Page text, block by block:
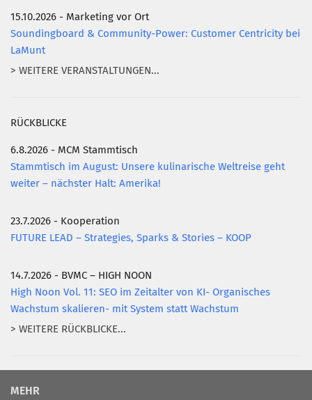
15.10.2026 - Marketing vor Ort
Soundingboard & Community-Power: Customer Centricity bei
LaMunt
> WEITERE VERANSTALTUNGEN...
RÜCKBLICKE
6.8.2026 - MCM Stammtisch
Stammtisch im August: Unsere kulinarische Weltreise geht
weiter – nächster Halt: Amerika!
23.7.2026 - Kooperation
FUTURE LEAD – Strategies, Sparks & Stories – KOOP
14.7.2026 - BVMC – HIGH NOON
High Noon Vol. 11: SEO im Zeitalter von KI- Organisches
Wachstum skalieren- mit System statt Wachstum
> WEITERE RÜCKBLICKE...
MEHR